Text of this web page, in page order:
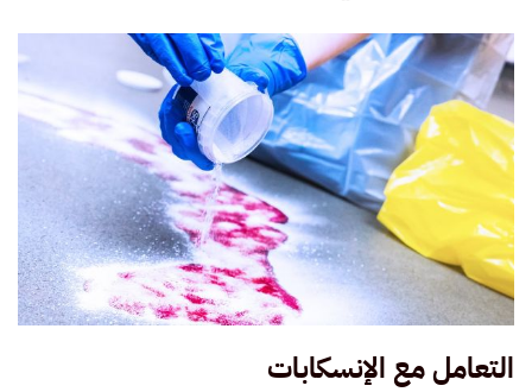
التعامل مع الإنسكابات